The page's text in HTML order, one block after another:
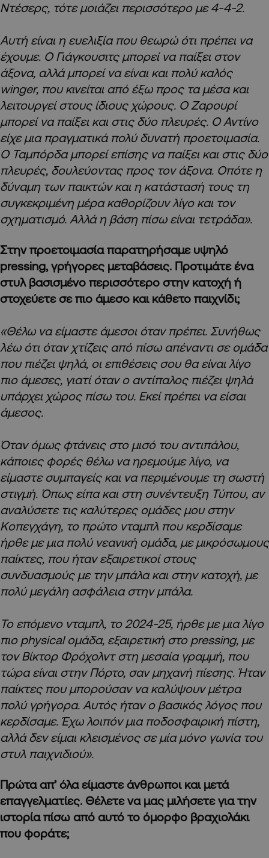
Ντέσερς, τότε μοιάζει περισσότερο με 4-4-2.
Αυτή είναι η ευελιξία που θεωρώ ότι πρέπει να
έχουμε. Ο Γιάγκουσιτς μπορεί να παίξει στον
άξονα, αλλά μπορεί να είναι και πολύ καλός
winger, που κινείται από έξω προς τα μέσα και
λειτουργεί στους ίδιους χώρους. Ο Ζαρουρί
μπορεί να παίξει και στις δύο πλευρές. Ο Αντίνο
είχε μια πραγματικά πολύ δυνατή προετοιμασία.
Ο Ταμπόρδα μπορεί επίσης να παίξει και στις δύο
πλευρές, δουλεύοντας προς τον άξονα. Οπότε η
δύναμη των παικτών και η κατάστασή τους τη
συγκεκριμένη μέρα καθορίζουν λίγο και τον
σχηματισμό. Αλλά η βάση πίσω είναι τετράδα».
Στην προετοιμασία παρατηρήσαμε υψηλό
pressing, γρήγορες μεταβάσεις. Προτιμάτε ένα
στυλ βασισμένο περισσότερο στην κατοχή ή
στοχεύετε σε πιο άμεσο και κάθετο παιχνίδι;
«Θέλω να είμαστε άμεσοι όταν πρέπει. Συνήθως
λέω ότι όταν χτίζεις από πίσω απέναντι σε ομάδα
που πιέζει ψηλά, οι επιθέσεις σου θα είναι λίγο
πιο άμεσες, γιατί όταν ο αντίπαλος πιέζει ψηλά
υπάρχει χώρος πίσω του. Εκεί πρέπει να είσαι
άμεσος.
Όταν όμως φτάνεις στο μισό του αντιπάλου,
κάποιες φορές θέλω να ηρεμούμε λίγο, να
είμαστε συμπαγείς και να περιμένουμε τη σωστή
στιγμή. Όπως είπα και στη συνέντευξη Τύπου, αν
αναλύσετε τις καλύτερες ομάδες μου στην
Κοπεγχάγη, το πρώτο νταμπλ που κερδίσαμε
ήρθε με μια πολύ νεανική ομάδα, με μικρόσωμους
παίκτες, που ήταν εξαιρετικοί στους
συνδυασμούς με την μπάλα και στην κατοχή, με
πολύ μεγάλη ασφάλεια στην μπάλα.
Το επόμενο νταμπλ, το 2024-25, ήρθε με μια λίγο
πιο physical ομάδα, εξαιρετική στο pressing, με
τον Βίκτορ Φρόχολντ στη μεσαία γραμμή, που
τώρα είναι στην Πόρτο, σαν μηχανή πίεσης. Ήταν
παίκτες που μπορούσαν να καλύψουν μέτρα
πολύ γρήγορα. Αυτός ήταν ο βασικός λόγος που
κερδίσαμε. Έχω λοιπόν μια ποδοσφαιρική πίστη,
αλλά δεν είμαι κλεισμένος σε μία μόνο γωνία του
στυλ παιχνιδιού».
Πρώτα απ’ όλα είμαστε άνθρωποι και μετά
επαγγελματίες. Θέλετε να μας μιλήσετε για την
ιστορία πίσω από αυτό το όμορφο βραχιολάκι
που φοράτε;